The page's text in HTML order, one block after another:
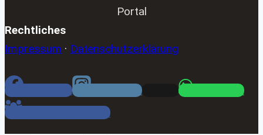
Portal
Rechtliches
Impressum · Datenschutzerklärung
Facebook Instagram
WhatsApp
Facebook Gruppe